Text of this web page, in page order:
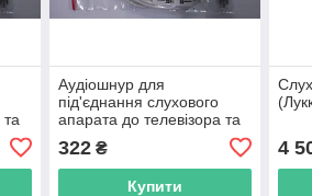
Аудіошнур для
під'єднання слухового
апарата до телевізора та
завдовжки 60 см на одне
вухо,1 ка
322₴
Купити
4